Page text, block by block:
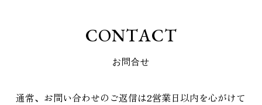
CONTACT
お問合せ
通常、お問い合わせのご返信は2営業日以内を心がけて